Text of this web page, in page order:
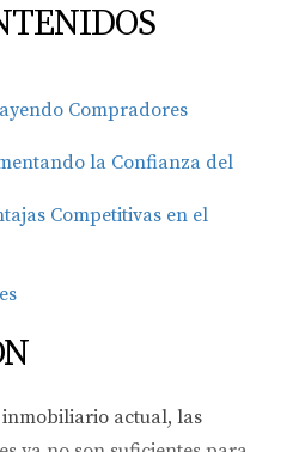
Compradores
la Confianza del
Competitivas en el
actual, las